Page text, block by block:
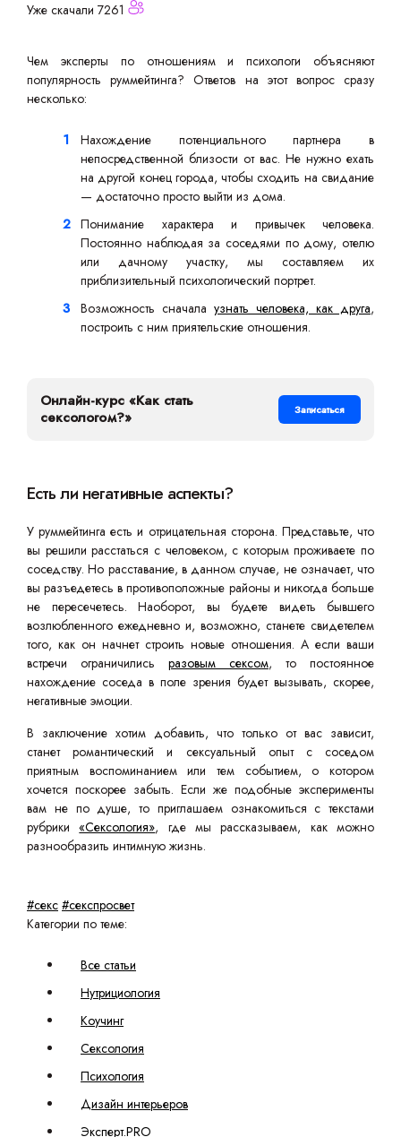
Уже скачали 7261
Чем эксперты по отношениям и психологи объясняют
популярность руммейтинга? Ответов на этот вопрос сразу
несколько:
Нахождение потенциального партнера в
непосредственной близости от вас. Не нужно ехать
на другой конец города, чтобы сходить на свидание
— достаточно просто выйти из дома.
Понимание характера и привычек человека.
Постоянно наблюдая за соседями по дому, отелю
или дачному участку, мы составляем их
приблизительный психологический портрет.
Возможность сначала узнать человека, как друга,
построить с ним приятельские отношения.
Онлайн-курс «Как стать
сексологом?»
Записаться
Есть ли негативные аспекты?
У руммейтинга есть и отрицательная сторона. Представьте, что
вы решили расстаться с человеком, с которым проживаете по
соседству. Но расставание, в данном случае, не означает, что
вы разъедетесь в противоположные районы и никогда больше
не пересечетесь. Наоборот, вы будете видеть бывшего
возлюбленного ежедневно и, возможно, станете свидетелем
того, как он начнет строить новые отношения. А если ваши
встречи ограничились разовым сексом, то постоянное
нахождение соседа в поле зрения будет вызывать, скорее,
негативные эмоции.
В заключение хотим добавить, что только от вас зависит,
станет романтический и сексуальный опыт с соседом
приятным воспоминанием или тем событием, о котором
хочется поскорее забыть. Если же подобные эксперименты
вам не по душе, то приглашаем ознакомиться с текстами
рубрики«Сексология», где мы рассказываем, как можно
разнообразить интимную жизнь.
#секс #секспросвет
Категории по теме:
Все статьи
Нутрициология
Коучинг
Сексология
Психология
Дизайн интерьеров
Эксперт.PRO